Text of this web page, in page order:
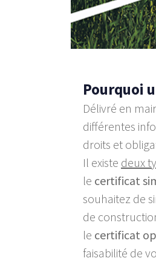
Pourquoi
Délivré en
différentes
droits et
Il existe deux
le certificat
souhaitez de
de
le certificat
faisabilité de